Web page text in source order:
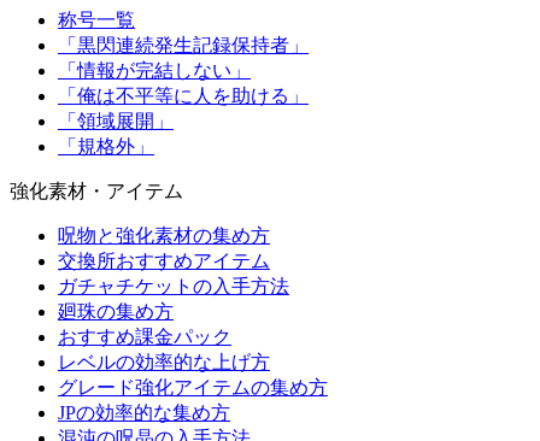
称号一覧
「黒閃連続発生記録保持者」
「情報が完結しない」
「俺は不平等に人を助ける」
「領域展開」
「規格外」
強化素材・アイテム
呪物と強化素材の集め方
交換所おすすめアイテム
ガチャチケットの入手方法
廻珠の集め方
おすすめ課金パック
レベルの効率的な上げ方
グレード強化アイテムの集め方
JPの効率的な集め方